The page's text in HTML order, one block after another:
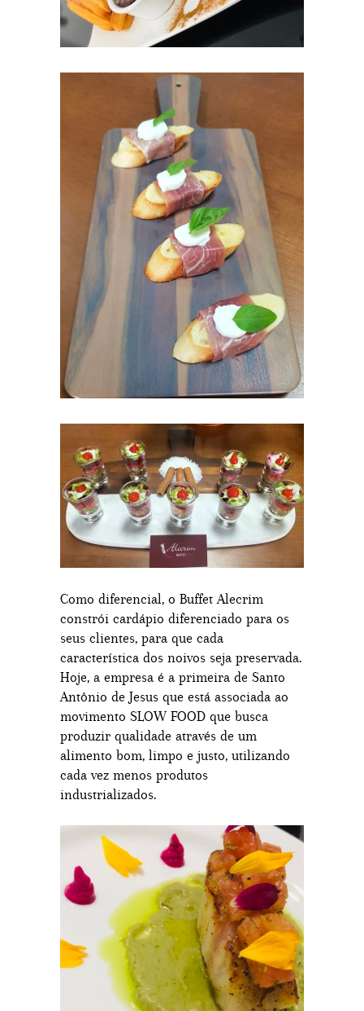
Como diferencial, o Buffet Alecrim
constrói cardápio diferenciado para os
seus clientes, para que cada
característica dos noivos seja preservada.
Hoje, a empresa é a primeira de Santo
Antônio de Jesus que está associada ao
movimento SLOW FOOD que busca
produzir qualidade através de um
alimento bom, limpo e justo, utilizando
cada vez menos produtos
industrializados.